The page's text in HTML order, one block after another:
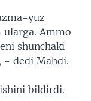
yuz
Ammo
shunchaki
- dedi Mahdi.
bildirdi.